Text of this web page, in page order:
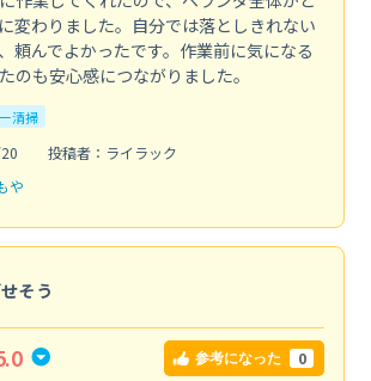
変わりました。自分では落としきれない
頼んでよかったです。作業前に気になる
のも安心感につながりました。
清掃
投稿者：ライラック
や
そう
参考になった 0